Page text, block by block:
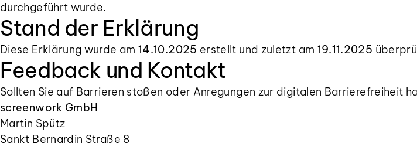
durchgeführt wurde.
Stand der Erklärung
Diese Erklärung wurde am 14.10.2025 erstellt und zuletzt am 19.11.2025
Feedback und Kontakt
Sollten Sie auf Barrieren stoßen oder Anregungen zur digitalen Barrierefreiheit
screenwork GmbH
Martin Spütz
Sankt Bernardin Straße 8